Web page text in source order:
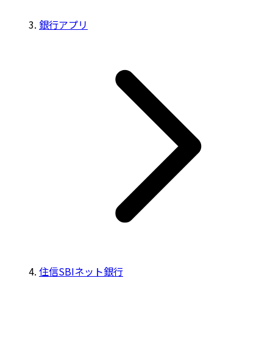
銀行アプリ
住信SBIネット銀行